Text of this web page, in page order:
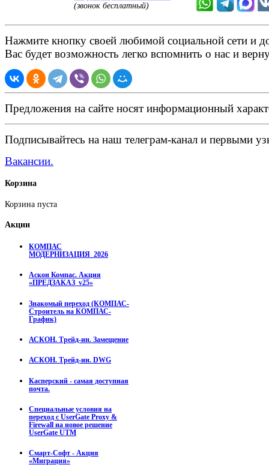
(звонок бесплатный)
Нажмите кнопку своей любимой социальной сети и
Вас будет возможность легко вспомнить о нас и
Предложения на сайте носят информационный
Подписывайтесь на наш телеграм-канал и первыми
Вакансии.
Корзина
Корзина пуста
Акции
КОМПАС
МОДЕРНИЗАЦИЯ_2026
Аскон Компас. Акция
«ПРЕДЗАКАЗ_v25»
Знакомый переход (КОМПАС-
Строитель на КОМПАС-
График)
АСКОН. Трейд-ин. Замещение
АСКОН. Трейд-ин. DWG
Касперский - самая доступная
почта.
Специальные условия на
переход с UserGate Proxy &
Firewall на новое решение
UserGate UTM
Смарт-Софт - Акция
«Миграция»